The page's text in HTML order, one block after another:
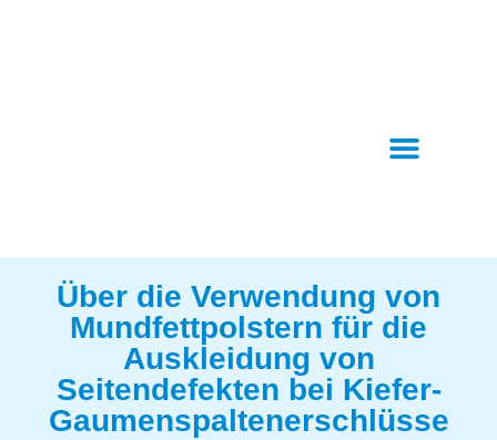
Über die Verwendung von
Mundfettpolstern für die
Auskleidung von
Seitendefekten bei Kiefer-
Gaumenspaltenerschlüsse